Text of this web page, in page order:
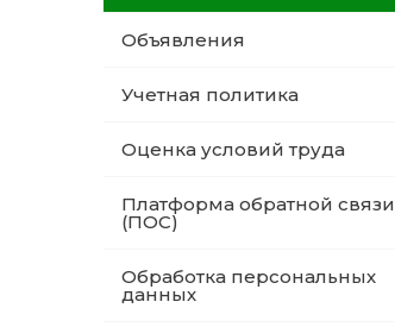
Объявления
Учетная политика
Оценка условий труда
Платформа обратной связи
(ПОС)
Обработка персональных
данных